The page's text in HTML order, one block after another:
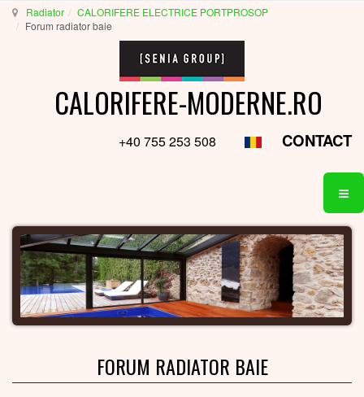
Radiator
CALORIFERE ELECTRICE PORTPROSOP
Forum radiator baie
CALORIFERE-MODERNE.RO
+40 755 253 508 CONTACT
FORUM RADIATOR BAIE